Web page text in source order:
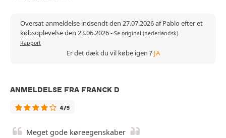
Oversat anmeldelse indsendt den 27.07.2026 af Pablo efter et
købsoplevelse den 23.06.2026- Se original (nederlandsk)
Rapport
Er det dæk du vil købe igen ? JA
ANMELDELSE FRA FRANCK D
4/5
Meget gode køreegenskaber